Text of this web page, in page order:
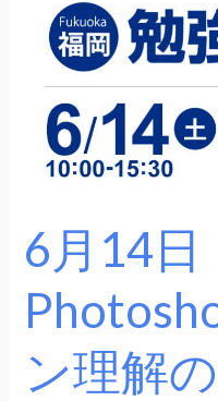
6月14日
ン理解
（土）
Photoshop
解
の
た
め
の
勉